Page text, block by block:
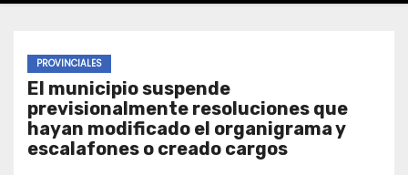
PROVINCIALES
El municipio suspende
previsionalmente resoluciones que
hayan modificado el organigrama y
escalafones o creado cargos